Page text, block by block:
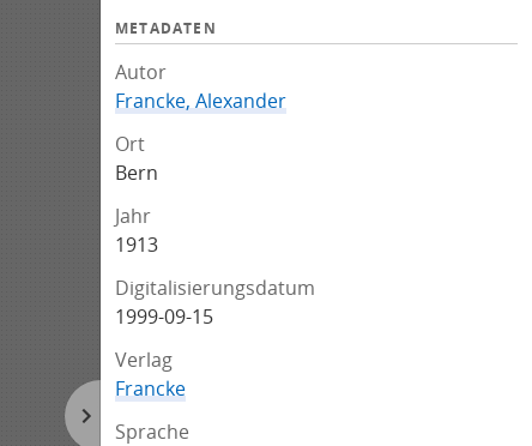
METADATEN
Autor
Francke, Alexander
Ort
Bern
Jahr
1913
Digitalisierungsdatum
1999-09-15
Verlag
Francke
Sprache